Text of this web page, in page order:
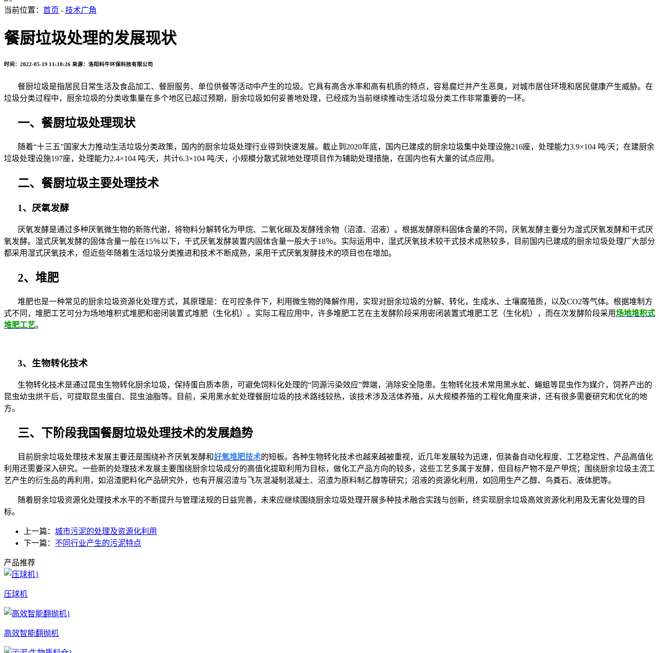
当前位置： 首页 - 技术广角
餐厨垃圾处理的发展现状
时间：2022-05-19 11:10:26 来源：洛阳科牛环保科技有限公司
餐厨垃圾是指居民日常生活及食品加工、餐厨服务、单位供餐等活动中产生的垃圾。它具有高含水率和高有机质的特点，容易腐烂并产生恶臭，对城市居住环境和居民健康产生威胁。在
垃圾分类过程中，厨余垃圾的分类收集量在多个地区已超过预期，厨余垃圾如何妥善地处理，已经成为当前继续推动生活垃圾分类工作非常重要的一环。
一、餐厨垃圾处理现状
随着“十三五”国家大力推动生活垃圾分类政策，国内的厨余垃圾处理行业得到快速发展。截止到 2020年底，国内已建成的厨余垃圾集中处理设施216座，处理能力3.9×104 吨/天；在建厨余
垃圾处理设施197座，处理能力2.4×104 吨/天，共计6.3×104 吨/天，小规模分散式就地处理项目作为辅助处理措施，在国内也有大量的试点应用。
二、餐厨垃圾主要处理技术
1、厌氧发酵
厌氧发酵是通过多种厌氧微生物的新陈代谢，将物料分解转化为甲烷、二氧化碳及发酵残余物（沼渣、沼液）。根据发酵原料固体含量的不同，厌氧发酵主要分为湿式厌氧发酵和干式厌
氧发酵。湿式厌氧发酵的固体含量一般在15％以下，干式厌氧发酵装置内固体含量一般大于18％。实际运用中，湿式厌氧技术较干式技术成熟较多，目前国内已建成的厨余垃圾处理厂大部分
都采用湿式厌氧技术，但近些年随着生活垃圾分类推进和技术不断成熟，采用干式厌氧发酵技术的项目也在增加。
2、堆肥
堆肥也是一种常见的厨余垃圾资源化处理方式，其原理是：在可控条件下，利用微生物的降解作用，实现对厨余垃圾的分解、转化，生成水、土壤腐殖质，以及CO2等气体。根据堆制方
式不同，堆肥工艺可分为场地堆积式堆肥和密闭装置式堆肥（生化机）。实际工程应用中，许多堆肥工艺在主发酵阶段采用密闭装置式堆肥工艺（生化机），而在次发酵阶段采用场地堆积式
堆肥工艺。
3、生物转化技术
生物转化技术是通过昆虫生物转化厨余垃圾，保持蛋白质本质，可避免饲料化处理的“同源污染效应”弊端，消除安全隐患。生物转化技术常用黑水虻、蝇蛆等昆虫作为媒介，饲养产出的
昆虫幼虫烘干后，可提取昆虫蛋白、昆虫油脂等。目前，采用黑水虻处理餐厨垃圾的技术路线较热，该技术涉及活体养殖，从大规模养殖的工程化角度来讲，还有很多需要研究和优化的地
方。
三、下阶段我国餐厨垃圾处理技术的发展趋势
目前厨余垃圾处理技术发展主要还是围绕补齐厌氧发酵和好氧堆肥技术的短板。各种生物转化技术也越来越被重视，近几年发展较为迅速，但装备自动化程度、工艺稳定性、产品高值化
利用还需要深入研究。一些新的处理技术发展主要围绕厨余垃圾成分的高值化提取利用为目标，做化工产品方向的较多，这些工艺多属于发酵，但目标产物不是产甲烷；围绕厨余垃圾主流工
艺产生的衍生品的再利用，如沼渣肥料化产品研究外，也有开展沼渣与飞灰混凝制混凝土、沼渣为原料制乙醇等研究；沼液的资源化利用，如回用生产乙醇、鸟粪石、液体肥等。
随着厨余垃圾资源化处理技术水平的不断提升与管理法规的日益完善，未来应继续围绕厨余垃圾处理开展多种技术融合实践与创新，终实现厨余垃圾高效资源化利用及无害化处理的目
标。
上一篇： 城市污泥的处理及资源化利用
下一篇： 不同行业产生的污泥特点
产品推荐
压球机
高效智能翻抛机